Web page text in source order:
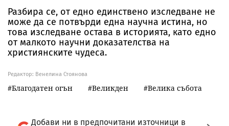
Разбира се, от едно единствено изследване не
може да се потвърди една научна истина, но
това изследване остава в историята, като едно
от малкото научни доказателства на
християнските чудеса.
Редактор: Венелина Стоянова
Благодатен огън Великден Велика събота
Добави ни в предпочитани източници в